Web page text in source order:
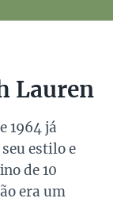
Lauren
1964 já
estilo e
de 10
era um